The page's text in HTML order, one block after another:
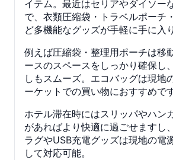
イテム。最近はセリアやダイソー
で、衣類圧縮袋・トラベルポーチ
ど多機能なグッズが手軽に手に入
例えば圧縮袋・整理用ポーチは移
ースのスペースをしっかり確保し
しもスムーズ。エコバッグは現地
ーケットでの買い物におすすめです
ホテル滞在時にはスリッパやハン
があればより快適に過ごせますし
ラグやUSB充電グッズは現地の電
して対応可能。